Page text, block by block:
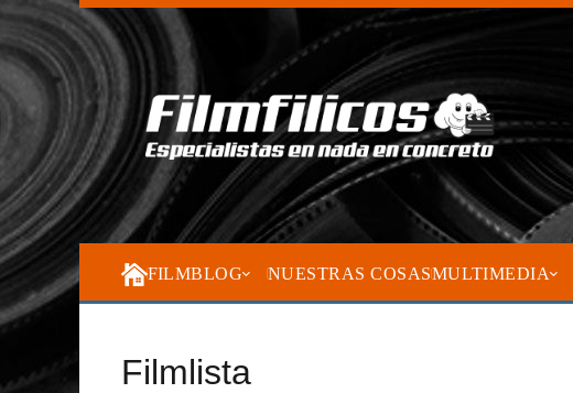
FILMBLOG NUESTRAS COSASMULTIMEDIA
Filmlista